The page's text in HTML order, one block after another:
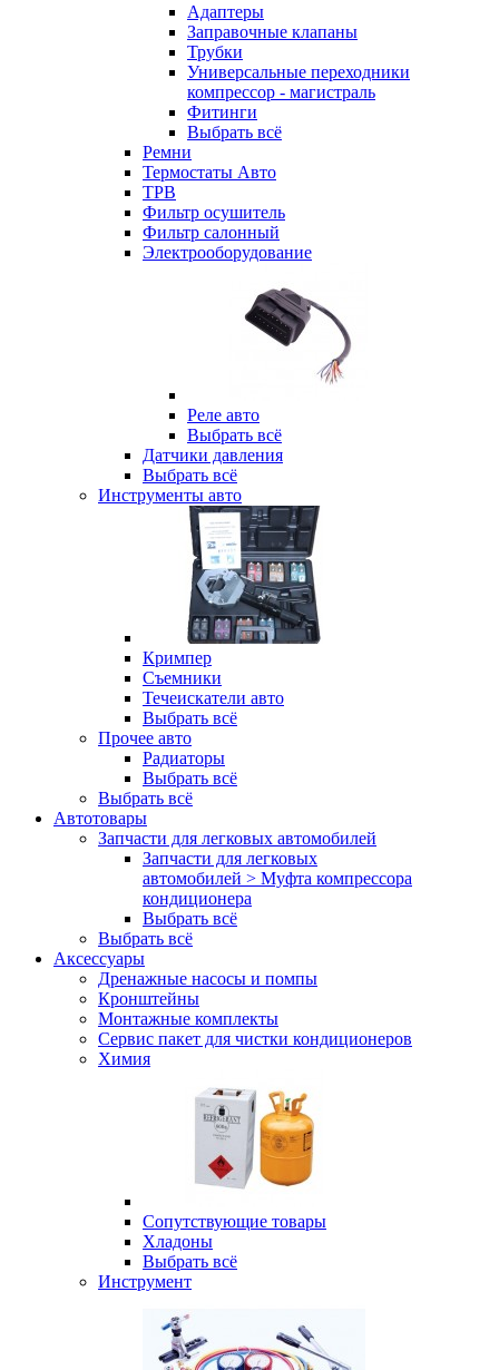
Адаптеры
Заправочные клапаны
Трубки
Универсальные переходники
компрессор - магистраль
Фитинги
Выбрать всё
Ремни
Термостаты Авто
ТРВ
Фильтр осушитель
Фильтр салонный
Электрооборудование
Реле авто
Выбрать всё
Датчики давления
Выбрать всё
Инструменты авто
Кримпер
Съемники
Течеискатели авто
Выбрать всё
Прочее авто
Радиаторы
Выбрать всё
Выбрать всё
Автотовары
Запчасти для легковых автомобилей
Запчасти для легковых
автомобилей > Муфта компрессора
кондиционера
Выбрать всё
Выбрать всё
Аксессуары
Дренажные насосы и помпы
Кронштейны
Монтажные комплекты
Сервис пакет для чистки кондиционеров
Химия
Сопутствующие товары
Хладоны
Выбрать всё
Инструмент